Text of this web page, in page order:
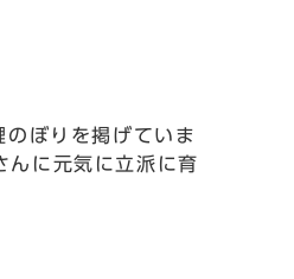
ぼりを掲げていま
んに元気に立派に育